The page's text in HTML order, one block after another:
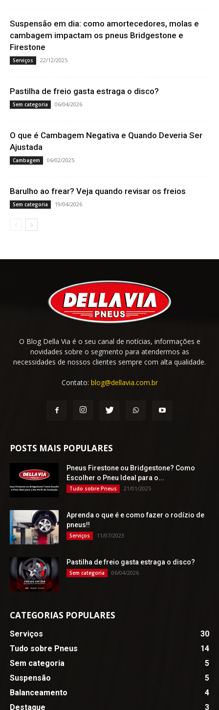
Suspensão em dia: como amortecedores, molas e
cambagem impactam os pneus Bridgestone e
Firestone
Serviços 22/12/2025
Pastilha de freio gasta estraga o disco?
Sem categoria 06/04/2026
O que é Cambagem Negativa e Quando Deveria Ser
Ajustada
Cambagem 06/02/2025
Barulho ao frear? Veja quando revisar os freios
Sem categoria 19/04/2026
O Blog Della Via é o seu canal de notícias, informações e
novidades sobre o segmento para atendermos as
necessidades de nossos clientes sempre com alta qualidade.
Contato: blog@dellavia.com.br
POSTS MAIS POPULARES
Pneus Firestone ou Bridgestone? Como
Escolher o Pneu Ideal para o...
Tudo sobre Pneus 21/01/2025
Aprenda o que é e como fazer o rodízio de
pneus!!
Serviços 11/07/2023
Pastilha de freio gasta estraga o disco?
Sem categoria 06/04/2026
CATEGORIAS POPULARES
Serviços
30
Tudo sobre Pneus
14
Sem categoria
5
Suspensão
5
Balanceamento
4
Destaque
3